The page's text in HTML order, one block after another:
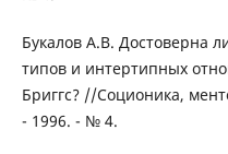
Букалов А.В. Достоверна
типов и интертипных
Бриггс? //Соционика,
- 1996. - № 4.